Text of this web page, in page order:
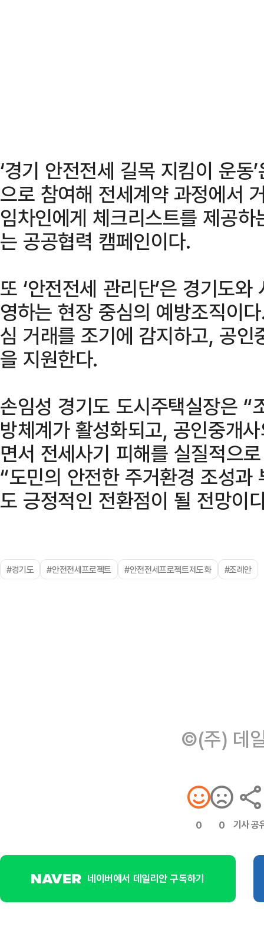
‘경기 안전전세 길목 지킴이 운동
으로 참여해 전세계약 과정에서
임차인에게 체크리스트를 제공
는 공공협력 캠페인이다.
또 ‘안전전세 관리단’은 경기도
영하는 현장 중심의 예방조직이
심 거래를 조기에 감지하고, 공
을 지원한다.
손임성 경기도 도시주택실장은
방체계가 활성화되고, 공인중개
면서 전세사기 피해를 실질적으
“도민의 안전한 주거환경 조성
도 긍정적인 전환점이 될 전망이
#경기도 #안전전세프로젝트 #안전전세프로젝트제도화 #조례안
©(주) 데
0 0 기사 공
네이버에서 데일리안 구독하기